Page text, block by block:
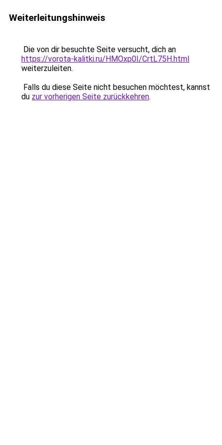
Weiterleitungshinweis
Die von dir besuchte Seite versucht, dich an
https://vorota-kalitki.ru/HMOxp0I/CrtL75H.html
weiterzuleiten.
Falls du diese Seite nicht besuchen möchtest, kannst
du zur vorherigen Seite zurückkehren.